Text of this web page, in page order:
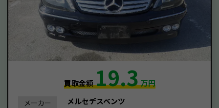
買取金額19.3万円
メーカー メルセデスベンツ